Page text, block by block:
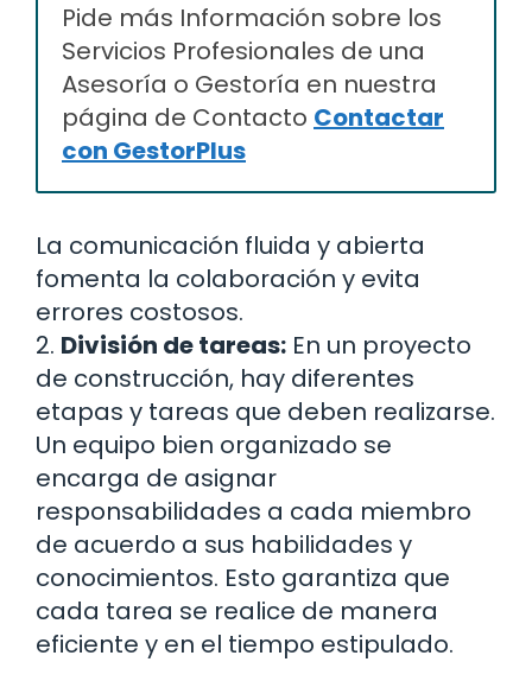
Pide más Información sobre los
Servicios Profesionales de una
Asesoría o Gestoría en nuestra
página de Contacto Contactar
con GestorPlus
La comunicación fluida y abierta
fomenta la colaboración y evita
errores costosos.
2. División de tareas: En un proyecto
de construcción, hay diferentes
etapas y tareas que deben realizarse.
Un equipo bien organizado se
encarga de asignar
responsabilidades a cada miembro
de acuerdo a sus habilidades y
conocimientos. Esto garantiza que
cada tarea se realice de manera
eficiente y en el tiempo estipulado.